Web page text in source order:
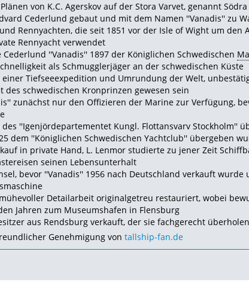
von K.C. Agerskov auf der Stora Varvet, genannt
Cederlund gebaut und mit dem Namen ''Vanadis'' zu
Rennyachten, die seit 1851 vor der Isle of Wight um den
Rennyacht verwendet
''Vanadis'' 1897 der Königlichen Schwedischen
als Schmugglerjäger an der schwedischen Küste
einer Tiefseeexpedition und Umrundung der Welt,
des schwedischen Kronprinzen gewesen sein
zunächst nur den Offizieren der Marine zur Verfügung,
des ''Igenjördepartementet Kungl. Flottansvarv Stockholm''
dem ''Königlichen Schwedischen Yachtclub'' übergeben
in private Hand, L. Lenmor studierte zu jener Zeit
seinen Lebensunterhalt
bevor ''Vanadis'' 1956 nach Deutschland verkauft
Detailarbeit originalgetreu restauriert, wobei
Jahren zum Museumshafen in Flensburg
aus Rendsburg verkauft, der sie fachgerecht
Genehmigung von tallship-fan.de